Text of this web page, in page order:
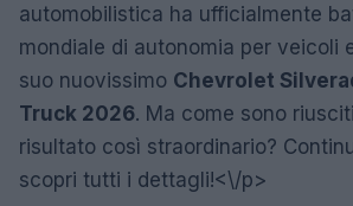
automobilistica ha ufficialmente
mondiale di autonomia per veicoli
suo nuovissimo Chevrolet
Truck 2026. Ma come sono
risultato così straordinario?
scopri tutti i dettagli!<\/p>